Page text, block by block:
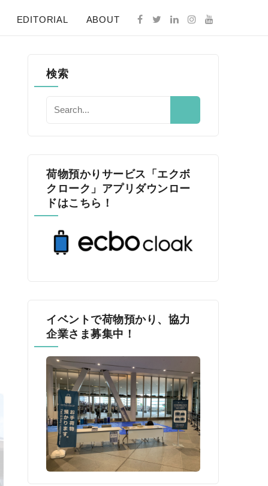
EDITORIAL ABOUT
検索
荷物預かりサービス「エクボ
クローク」アプリダウンロー
ドはこちら！
イベントで荷物預かり、協力
企業さま募集中！